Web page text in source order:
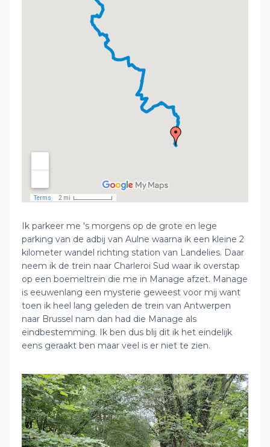
Ik parkeer me 's morgens op de grote en lege
parking van de adbij van Aulne waarna ik een kleine 2
kilometer wandel richting station van Landelies. Daar
neem ik de trein naar Charleroi Sud waar ik overstap
op een boemeltrein die me in Manage afzet. Manage
is eeuwenlang een mysterie geweest voor mij want
toen ik heel lang geleden de trein van Antwerpen
naar Brussel nam dan had die Manage als
eindbestemming. Ik ben dus blij dit ik het eindelijk
eens geraakt ben maar veel is er niet te zien.